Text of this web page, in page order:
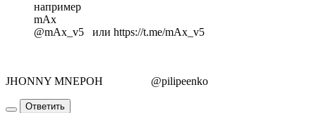
например
mAx
@mAx_v5 или https://t.me/mAx_v5
JHONNY MNEPOH @pilipeenko
Ответить